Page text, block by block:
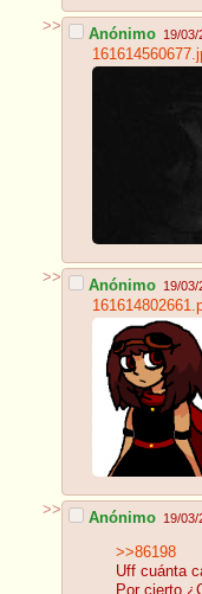
>> Anónimo 19/03/
>> Anónimo 19/03/
>> Anónimo 19/03/
>>86198
Uff cuánta
Por cierto